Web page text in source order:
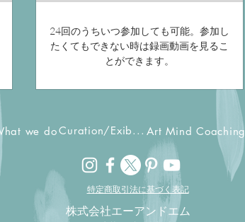
24回のうちいつ参加しても可能。参加し
たくてもできない時は録画動画を見るこ
とができます。
we doCuration/Exib... Art Mind Coaching
​特定商取引法に基づく表記
株式会社エーアンドエム